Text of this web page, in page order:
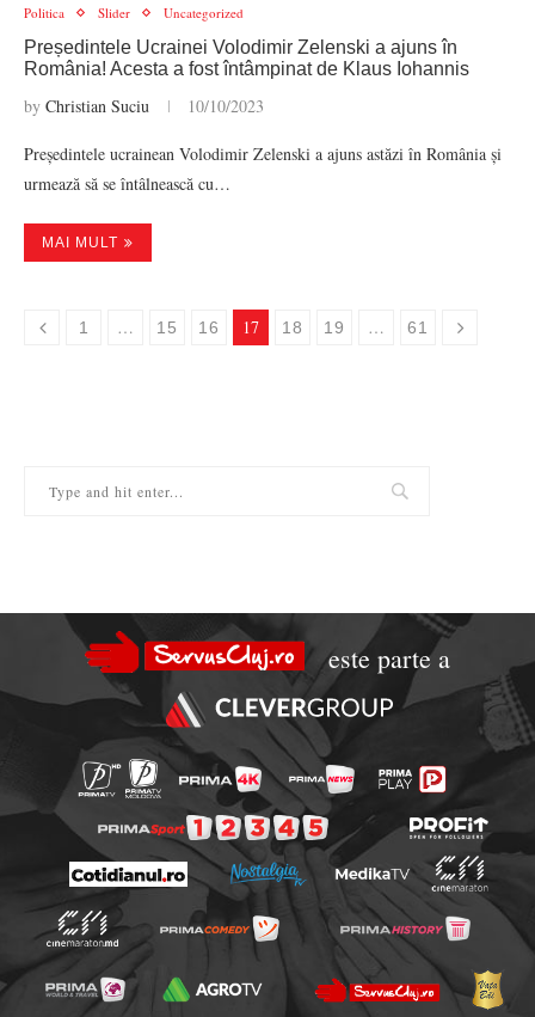
Politica Slider Uncategorized
Președintele Ucrainei Volodimir Zelenski a ajuns în
România! Acesta a fost întâmpinat de Klaus Iohannis
by Christian Suciu 10/10/2023
Președintele ucrainean Volodimir Zelenski a ajuns astăzi în România și
urmează să se întâlnească cu…
MAI MULT
1 … 15 16 17 18 19 … 61
este parte a